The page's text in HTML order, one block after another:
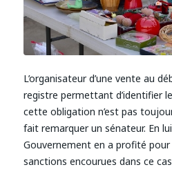
L’organisateur d’une vente au
registre permettant d’identifier
cette obligation n’est pas
fait remarquer un sénateur. En
Gouvernement en a profité
sanctions encourues dans ce